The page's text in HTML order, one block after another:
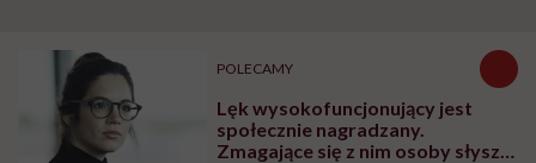
POLECAMY
Lęk wysokofuncjonujący jest
społecznie nagradzany.
Zmagające się z nim osoby słyszą: